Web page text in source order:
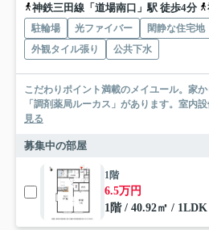
神鉄三田線「道場南口」駅 徒歩4分
駐輪場 光ファイバー 閑静な住宅地
外観タイル張り
公共下水
こだわりポイント満載のメイユール。家
「調剤薬局ルーカス」があります。室内
見る
募集中の部屋
1階
6.5万円
1階 / 40.92㎡ / 1LDK